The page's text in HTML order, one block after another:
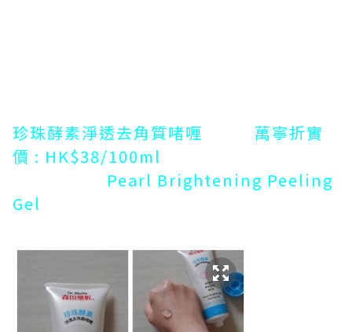
珍珠酵素淨透去角質啫喱 萬寧折實
價 : HK$38/100ml
Pearl Brightening Peeling
Gel